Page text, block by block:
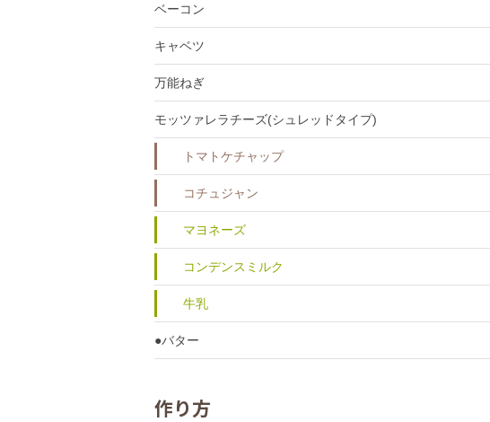
ベーコン
キャベツ
万能ねぎ
モッツァレラチーズ(シュレッドタイプ)
トマトケチャップ
コチュジャン
マヨネーズ
コンデンスミルク
牛乳
●バター
作り方